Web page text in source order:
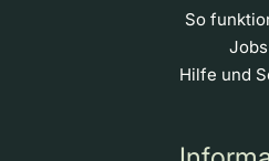
So
Jobs
Hilfe und